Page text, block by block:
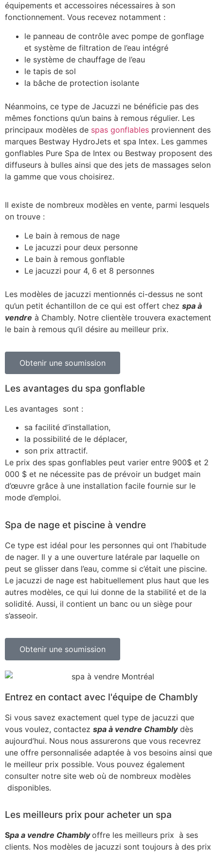
équipements et accessoires nécessaires à son
fonctionnement. Vous recevez notamment :
le panneau de contrôle avec pompe de gonflage
et système de filtration de l’eau intégré
le système de chauffage de l’eau
le tapis de sol
la bâche de protection isolante
Néanmoins, ce type de Jacuzzi ne bénéficie pas des
mêmes fonctions qu’un bains à remous régulier. Les
principaux modèles de spas gonflables proviennent des
marques Bestway HydroJets et spa Intex. Les gammes
gonflables Pure Spa de Intex ou Bestway proposent des
diffuseurs à bulles ainsi que des jets de massages selon
la gamme que vous choisirez.
Il existe de nombreux modèles en vente, parmi lesquels
on trouve :
Le bain à remous de nage
Le jacuzzi pour deux personne
Le bain à remous gonflable
Le jacuzzi pour 4, 6 et 8 personnes
Les modèles de jacuzzi mentionnés ci-dessus ne sont
qu’un petit échantillon de ce qui est offert chez spa à
vendre à Chambly. Notre clientèle trouvera exactement
le bain à remous qu’il désire au meilleur prix.
Obtenir une soumission
Les avantages du spa gonflable
Les avantages sont :
sa facilité d’installation,
la possibilité de le déplacer,
son prix attractif.
Le prix des spas gonflables peut varier entre 900$ et 2
000 $ et ne nécessite pas de prévoir un budget main
d’œuvre grâce à une installation facile fournie sur le
mode d’emploi.
Spa de nage et piscine à vendre
Ce type est idéal pour les personnes qui ont l’habitude
de nager. Il y a une ouverture latérale par laquelle on
peut se glisser dans l’eau, comme si c’était une piscine.
Le jacuzzi de nage est habituellement plus haut que les
autres modèles, ce qui lui donne de la stabilité et de la
solidité. Aussi, il contient un banc ou un siège pour
s’asseoir.
Obtenir une soumission
Entrez en contact avec l'équipe de Chambly
Si vous savez exactement quel type de jacuzzi que
vous voulez, contactez spa à vendre Chamblydès
aujourd’hui. Nous nous assurerons que vous recevrez
une offre personnalisée adaptée à vos besoins ainsi que
le meilleur prix possible. Vous pouvez également
consulter notre site web où de nombreux modèles
disponibles.
Les meilleurs prix pour acheter un spa
Spa a vendre Chambly offre les meilleurs prix à ses
clients. Nos modèles de jacuzzi sont toujours à des prix